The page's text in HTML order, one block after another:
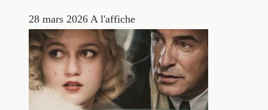
28 mars 2026 A l'affiche